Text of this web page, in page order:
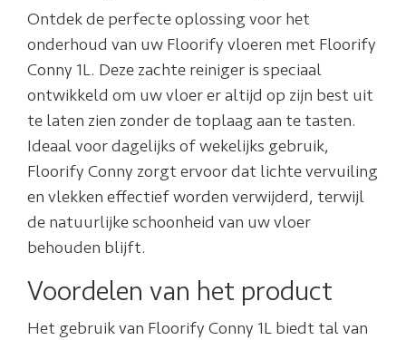
Ontdek de perfecte oplossing voor het
onderhoud van uw Floorify vloeren met Floorify
Conny 1L. Deze zachte reiniger is speciaal
ontwikkeld om uw vloer er altijd op zijn best uit
te laten zien zonder de toplaag aan te tasten.
Ideaal voor dagelijks of wekelijks gebruik,
Floorify Conny zorgt ervoor dat lichte vervuiling
en vlekken effectief worden verwijderd, terwijl
de natuurlijke schoonheid van uw vloer
behouden blijft.
Voordelen van het product
Het gebruik van Floorify Conny 1L biedt tal van